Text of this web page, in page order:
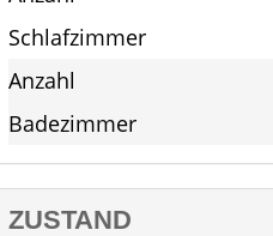
Schlafzimmer
Anzahl
Badezimmer
ZUSTAND